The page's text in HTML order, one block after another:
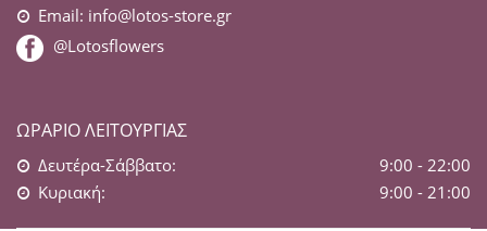
Email: info@lotos-store.gr
@Lotosflowers
ΩΡΆΡΙΟ ΛΕΙΤΟΥΡΓΊΑΣ
Δευτέρα-Σάββατο:
9:00 - 22:00
Κυριακή:
9:00 - 21:00